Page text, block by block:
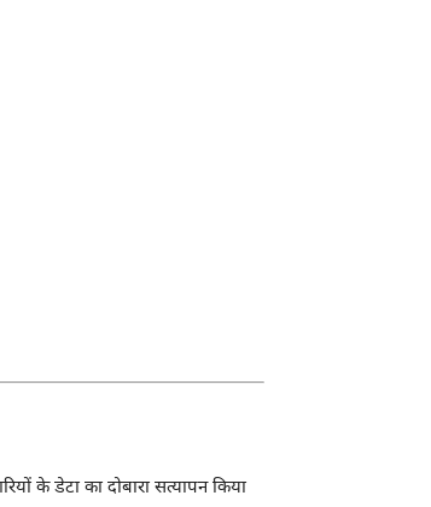
के डेटा का दोबारा सत्यापन किया